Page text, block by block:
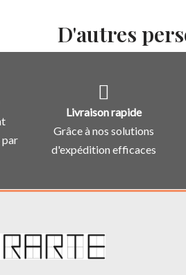
D'autres
par
Livraison rapide
Grâce à nos solutions
d'expédition efficaces